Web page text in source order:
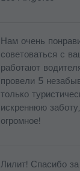
Нам очень
советоваться с
работают
провели 5
только
искреннюю
огромное!
Лилит! Спасибо